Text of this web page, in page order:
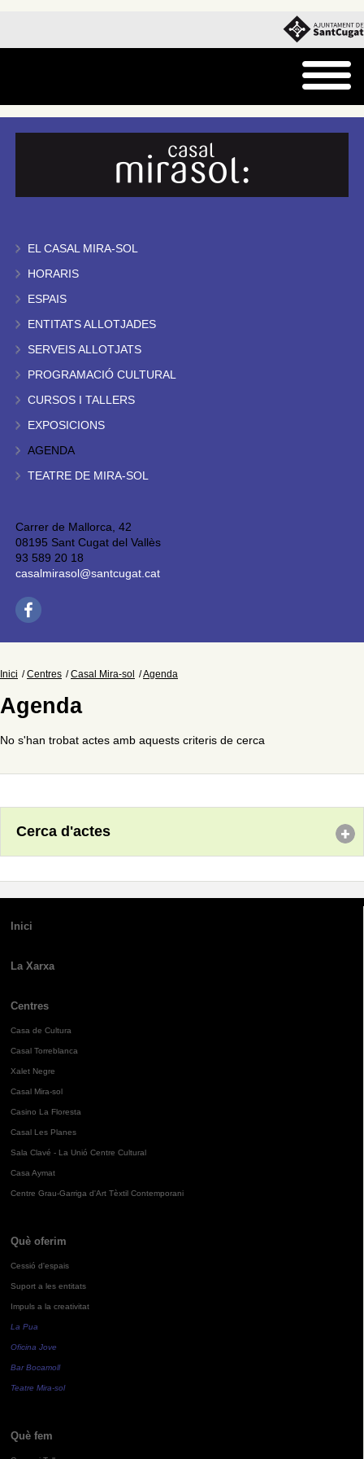
EL CASAL MIRA-SOL
HORARIS
ESPAIS
ENTITATS ALLOTJADES
SERVEIS ALLOTJATS
PROGRAMACIÓ CULTURAL
CURSOS I TALLERS
EXPOSICIONS
AGENDA
TEATRE DE MIRA-SOL
Carrer de Mallorca, 42
08195 Sant Cugat del Vallès
93 589 20 18
casalmirasol@santcugat.cat
Inici Centres Casal Mira-sol Agenda
Agenda
No s'han trobat actes amb aquests criteris de cerca
Cerca d'actes
Inici
La Xarxa
Centres
Casa de Cultura
Casal Torreblanca
Xalet Negre
Casal Mira-sol
Casino La Floresta
Casal Les Planes
Sala Clavé - La Unió Centre Cultural
Casa Aymat
Centre Grau-Garriga d'Art Tèxtil Contemporani
Què oferim
Cessió d'espais
Suport a les entitats
Impuls a la creativitat
La Pua
Oficina Jove
Bar Bocamoll
Teatre Mira-sol
Què fem